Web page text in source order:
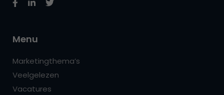
Menu
Marketingthema’s
Veelgelezen
Vacatures